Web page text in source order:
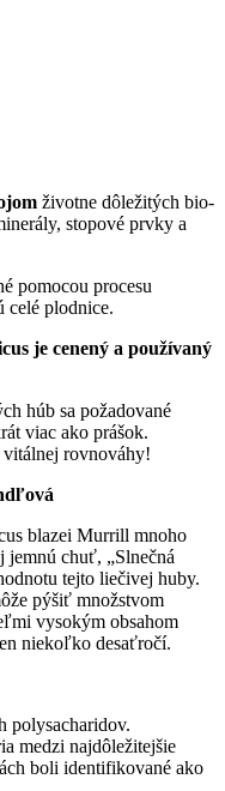
životne dôležitých bio-
stopové prvky a
pomocou procesu
celé plodnice.
je cenený a používaný
húb sa požadované
viac ako prášok.
rovnováhy!
blazei Murrill mnoho
jemnú chuť, „Slnečná
tejto liečivej huby.
pýšiť množstvom
vysokým obsahom
niekoľko desaťročí.
polysacharidov.
medzi najdôležitejšie
boli identifikované ako